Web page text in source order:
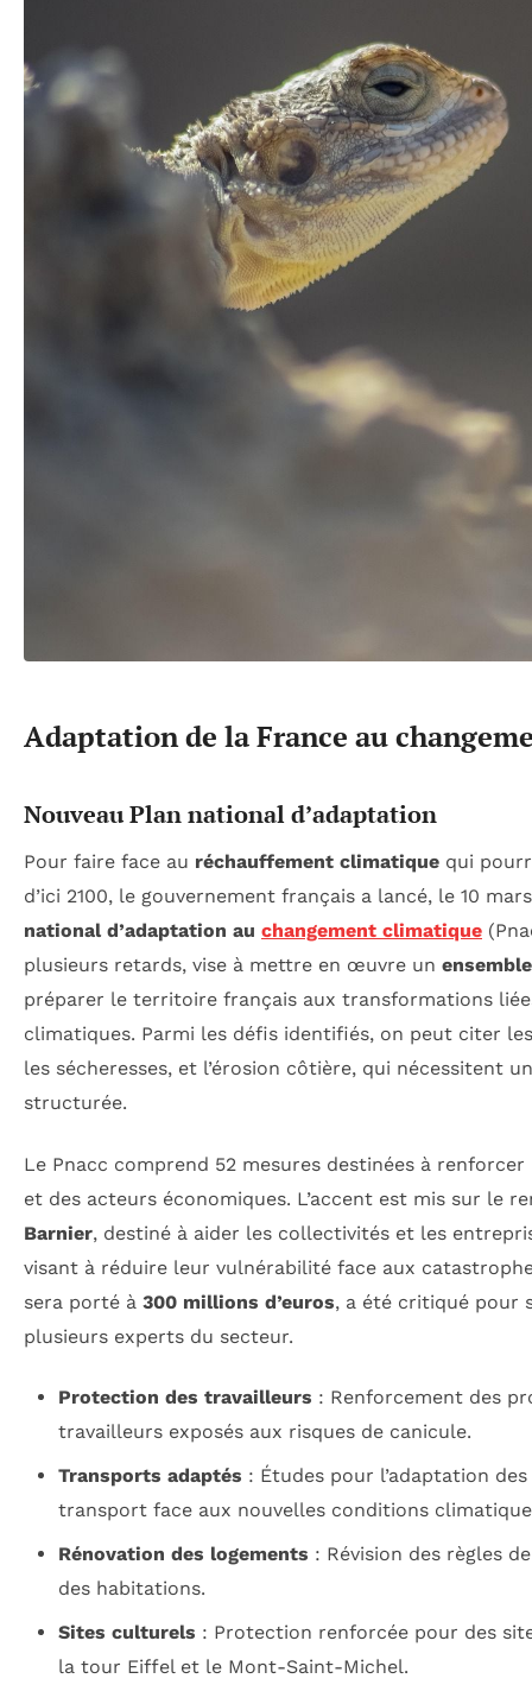
Adaptation de la France au
Nouveau Plan national d’adaptation
Pour faire face au réchauffement climatique qui
d’ici 2100, le gouvernement français a lancé, le 10
national d’adaptation au changement climatique
plusieurs retards, vise à mettre en œuvre un
préparer le territoire français aux transformations
climatiques. Parmi les défis identifiés, on peut citer
les sécheresses, et l’érosion côtière, qui nécessitent
structurée.
Le Pnacc comprend 52 mesures destinées à
et des acteurs économiques. L’accent est mis sur le
Barnier, destiné à aider les collectivités et les
visant à réduire leur vulnérabilité face aux
sera porté à 300 millions d’euros, a été critiqué pour
plusieurs experts du secteur.
Protection des travailleurs : Renforcement des
travailleurs exposés aux risques de canicule.
Transports adaptés : Études pour l’adaptation
transport face aux nouvelles conditions
Rénovation des logements : Révision des règles
des habitations.
Sites culturels : Protection renforcée pour des
la tour Eiffel et le Mont-Saint-Michel.